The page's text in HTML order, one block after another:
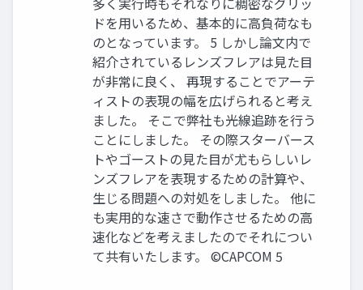
ドを用いるため、基本的に高負荷なも
のとなっています。 5 しかし論文内で
紹介されているレンズフレアは見た目
が非常に良く、 再現することでアーテ
ィストの表現の幅を広げられると考え
ました。 そこで弊社も光線追跡を行う
ことにしました。 その際スターバース
トやゴーストの見た目が尤もらしいレ
ンズフレアを表現するための計算や、
生じる問題への対処をしました。 他に
も実用的な速さで動作させるための高
速化などを考えましたのでそれについ
て共有いたします。 ©CAPCOM 5